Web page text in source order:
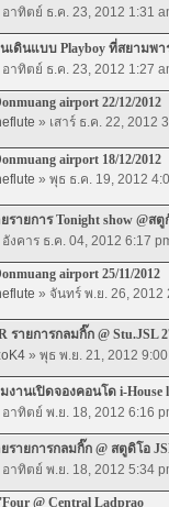
อาทิตย์ ธ.ค. 23, 2012 1:31
เดินแบบ Playboy ที่สยามพา
อาทิตย์ ธ.ค. 23, 2012 1:27
airport 22/12/2012
» เสาร์ ธ.ค. 22, 2012
airport 18/12/2012
» พุธ ธ.ค. 19, 2012
ายการ Tonight show @ส
อังคาร ธ.ค. 04, 2012 6:17
airport 25/11/2012
» จันทร์ พ.ย. 26, 2012
รายการกลมกิ๊ก @ Stu.JSL
» พุธ พ.ย. 21, 2012
านเปิดจองคอนโด i-House
อาทิตย์ พ.ย. 18, 2012 6:16
ายการกลมกิ๊ก @ สตูดิโอ
อาทิตย์ พ.ย. 18, 2012 5:34
@ Central Ladprao